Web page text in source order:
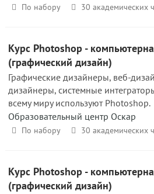
По набору 30 академических
Курс Photoshop -
(графический дизайн)
Графические дизайнеры, веб-
дизайнеры, системные
всему миру используют Photoshop.
Образовательный центр Оскар
По набору 30 академических
Курс Photoshop -
(графический дизайн)